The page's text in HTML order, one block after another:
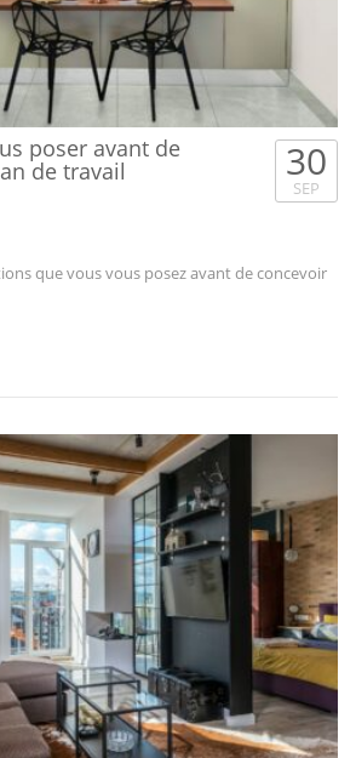
poser avant de
de travail 30
SEP
que vous vous posez avant de concevoir